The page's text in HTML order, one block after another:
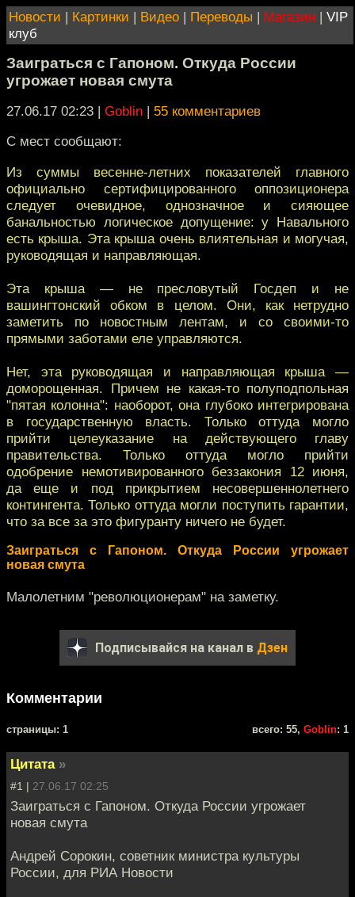
Новости | Картинки | Видео | Переводы | Магазин | VIP
клуб
Заиграться с Гапоном. Откуда России
угрожает новая смута
27.06.17 02:23 | Goblin | 55 комментариев
С мест сообщают:
Из суммы весенне-летних показателей главного
официально сертифицированного оппозиционера
следует очевидное, однозначное и сияющее
банальностью логическое допущение: у Навального
есть крыша. Эта крыша очень влиятельная и могучая,
руководящая и направляющая.
Эта крыша — не пресловутый Госдеп и не
вашингтонский обком в целом. Они, как нетрудно
заметить по новостным лентам, и со своими-то
прямыми заботами еле управляются.
Нет, эта руководящая и направляющая крыша —
доморощенная. Причем не какая-то полуподпольная
"пятая колонна": наоборот, она глубоко интегрирована
в государственную власть. Только оттуда могло
прийти целеуказание на действующего главу
правительства. Только оттуда могло прийти
одобрение немотивированного беззакония 12 июня,
да еще и под прикрытием несовершеннолетнего
контингента. Только оттуда могли поступить гарантии,
что за все за это фигуранту ничего не будет.
Заиграться с Гапоном. Откуда России угрожает
новая смута
Малолетним "революционерам" на заметку.
Подписывайся на канал в Дзен
Комментарии
cтраницы: 1 всего: 55, Goblin: 1
Цитата »
#1 | 27.06.17 02:25
Заиграться с Гапоном. Откуда России угрожает
новая смута
Андрей Сорокин, советник министра культуры
России, для РИА Новости